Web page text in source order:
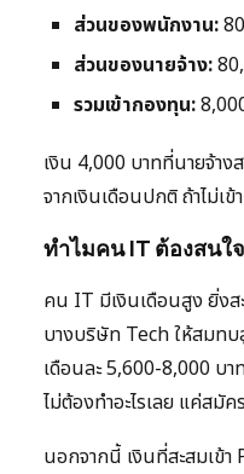
ส่วนของพนักงาน:
ส่วนของนายจ้าง:
รวมเข้ากองทุน:
เงิน 4,000 บาทที่นายจ้าง
จากเงินเดือนปกติ ถ้าไม่เ
ทำไมคน IT ต้องสนใ
คน IT มีเงินเดือนสูง ยิ่งส
บางบริษัท Tech ให้สมทบ
เดือนละ 5,600-8,000 บา
ไม่ต้องทำอะไรเลย แค่สมั
นอกจากนี้ เงินที่สะสมเข้